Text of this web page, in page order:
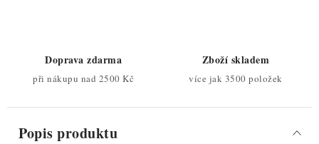
Doprava zdarma
při nákupu nad 2500 Kč
Zboží skladem
více jak 3500 položek
Popis produktu